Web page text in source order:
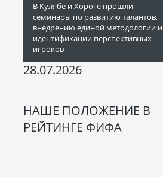
В Кулябе и Хороге прошли
семинары по развитию талантов,
внедрению единой методологии и
идентификации перспективных
игроков
28.07.2026
НАШЕ ПОЛОЖЕНИЕ В
РЕЙТИНГЕ ФИФА